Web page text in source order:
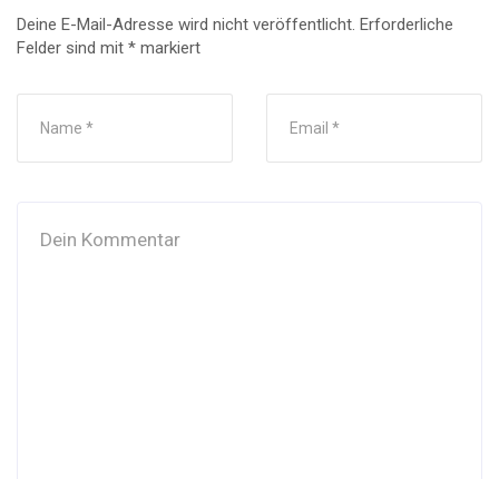
Deine E-Mail-Adresse wird nicht veröffentlicht. Erforderliche
Felder sind mit * markiert